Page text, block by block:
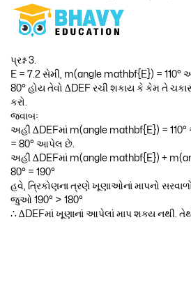
પ્રશ્ન 3.
E = 7.2 સેમી, m(angle mathbf{E}) =
80° હોય તેવો ∆DEF રચી શકાય કે કેમ તે
કરો.
જવાબઃ
અહીં ∆DEFમાં m(angle mathbf{E}) =
= 80° આપેલ છે.
અહીં ∆DEFમાં m(angle mathbf{E}) +
80° = 190°
હવે, ત્રિકોણના ત્રણે ખૂણાઓનાં માપનો સરવાળો
જુઓ 190° > 180°
∴ ∆DEFમાં ખૂણાનાં આપેલાં માપ શક્ય નથી.